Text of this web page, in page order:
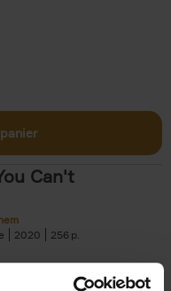
Can't
2020 256